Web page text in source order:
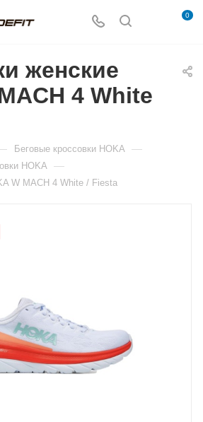
0
женские
4 White
Беговые кроссовки HOKA —
HOKA —
W MACH 4 White / Fiesta